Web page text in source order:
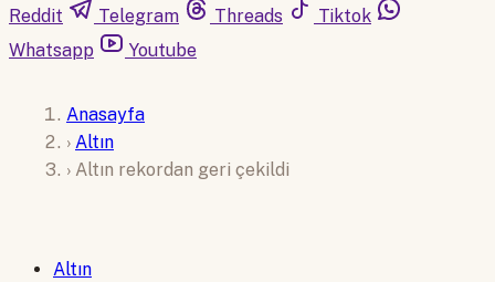
Reddit
Telegram Threads
Tiktok
Whatsapp
Youtube
Anasayfa
› Altın
› Altın rekordan geri çekildi
Altın